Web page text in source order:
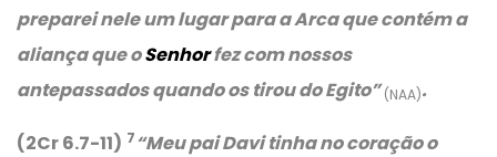
preparei nele um lugar para a Arca que contém a
aliança que oSenhorfez com nossos
antepassados quando os tirou do Egito”(NAA).
(2Cr 6.7-11) 7“Meu pai Davi tinha no coração o